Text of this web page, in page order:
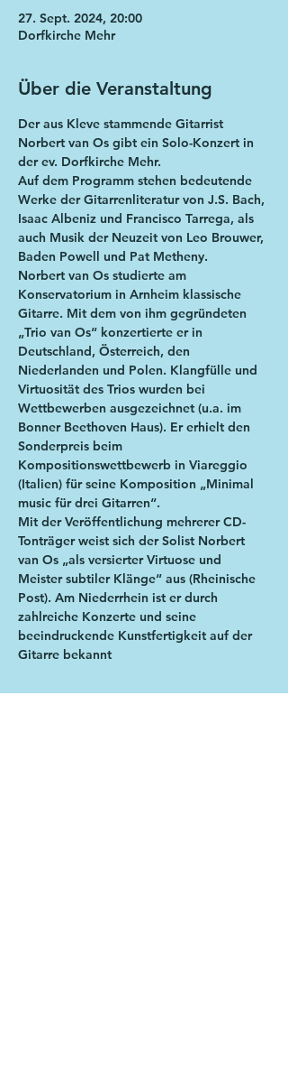
27. Sept. 2024, 20:00
Dorfkirche Mehr
Über die Veranstaltung
Der aus Kleve stammende Gitarrist
Norbert van Os gibt ein Solo-Konzert in
der ev. Dorfkirche Mehr.
Auf dem Programm stehen bedeutende
Werke der Gitarrenliteratur von J.S. Bach,
Isaac Albeniz und Francisco Tarrega, als
auch Musik der Neuzeit von Leo Brouwer,
Baden Powell und Pat Metheny.
Norbert van Os studierte am
Konservatorium in Arnheim klassische
Gitarre. Mit dem von ihm gegründeten
„Trio van Os“ konzertierte er in
Deutschland, Österreich, den
Niederlanden und Polen. Klangfülle und
Virtuosität des Trios wurden bei
Wettbewerben ausgezeichnet (u.a. im
Bonner Beethoven Haus). Er erhielt den
Sonderpreis beim
Kompositionswettbewerb in Viareggio
(Italien) für seine Komposition „Minimal
music für drei Gitarren“.
Mit der Veröffentlichung mehrerer CD-
Tonträger weist sich der Solist Norbert
van Os „als versierter Virtuose und
Meister subtiler Klänge“ aus (Rheinische
Post). Am Niederrhein ist er durch
zahlreiche Konzerte und seine
beeindruckende Kunstfertigkeit auf der
Gitarre bekannt